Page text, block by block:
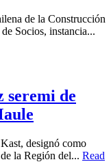
de la Construcción
Socios, instancia...
seremi de
designó como
la Región del... Read